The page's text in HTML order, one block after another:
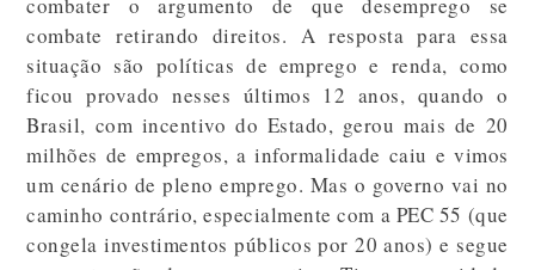
combate retirando direitos. A resposta para essa
situação são políticas de emprego e renda, como
ficou provado nesses últimos 12 anos, quando o
Brasil, com incentivo do Estado, gerou mais de 20
milhões de empregos, a informalidade caiu e vimos
um cenário de pleno emprego. Mas o governo vai no
caminho contrário, especialmente com a PEC 55 (que
congela investimentos públicos por 20 anos) e segue